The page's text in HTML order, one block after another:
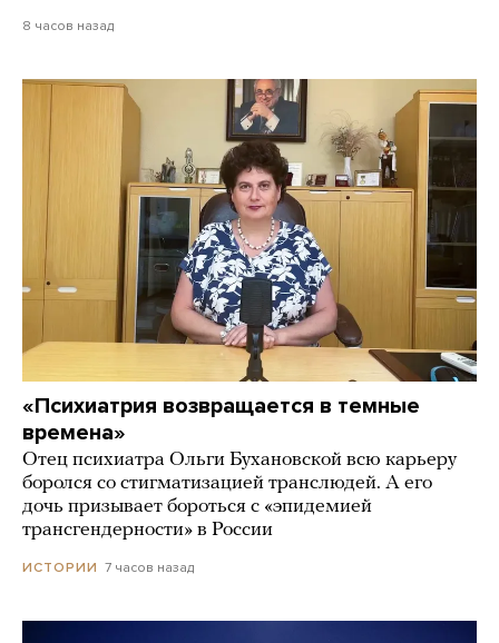
8 часов назад
«Психиатрия возвращается в темные
времена»
Отец психиатра Ольги Бухановской всю карьеру
боролся со стигматизацией транслюдей. А его
дочь призывает бороться с «эпидемией
трансгендерности» в России
ИСТОРИИ 7 часов назад